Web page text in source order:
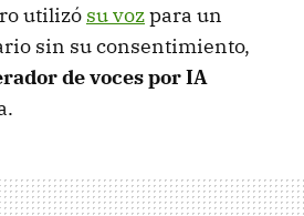
utilizó su vozpara un
sin su consentimiento,
de voces por IA